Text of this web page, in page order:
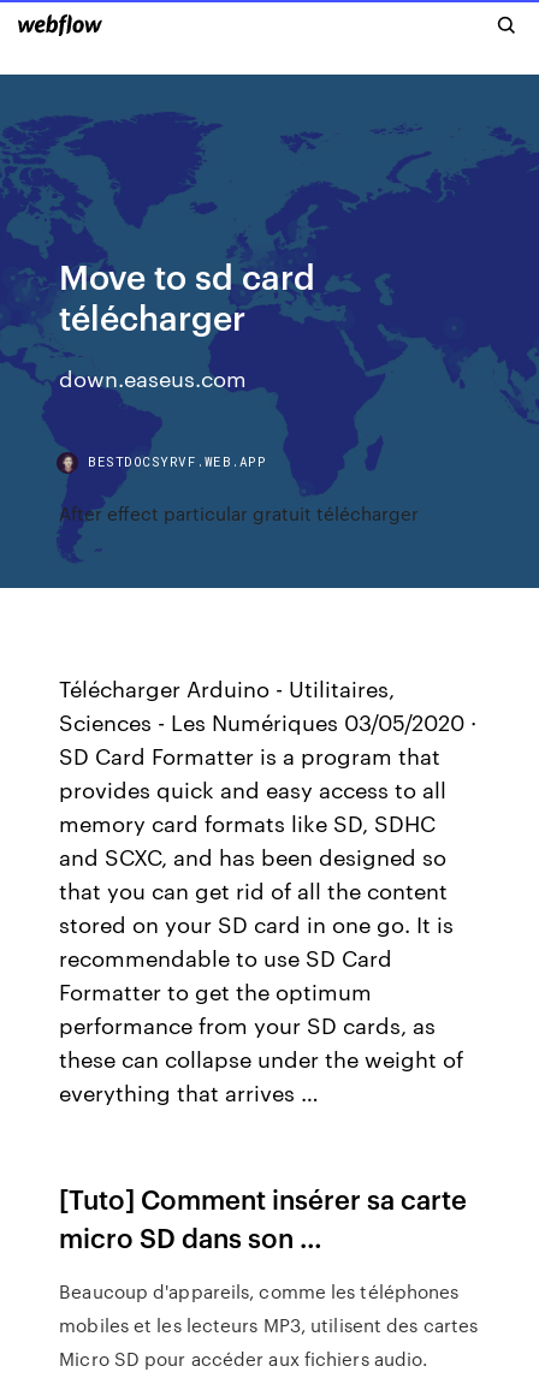
Move to sd card
télécharger
down.easeus.com
BESTDOCSYRVF.WEB.APP
After effect particular gratuit télécharger
Télécharger Arduino - Utilitaires,
Sciences - Les Numériques 03/05/2020 ·
SD Card Formatter is a program that
provides quick and easy access to all
memory card formats like SD, SDHC
and SCXC, and has been designed so
that you can get rid of all the content
stored on your SD card in one go. It is
recommendable to use SD Card
Formatter to get the optimum
performance from your SD cards, as
these can collapse under the weight of
everything that arrives …
[Tuto] Comment insérer sa carte
micro SD dans son …
Beaucoup d'appareils, comme les téléphones
mobiles et les lecteurs MP3, utilisent des cartes
Micro SD pour accéder aux fichiers audio.